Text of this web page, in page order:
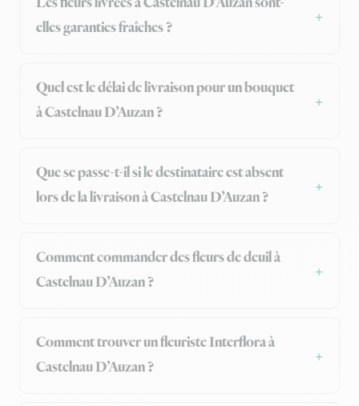
elles garanties fraîches ?
Quel est le délai de livraison pour un bouquet
à Castelnau D’Auzan ?
Que se passe-t-il si le destinataire est absent
lors de la livraison à Castelnau D’Auzan ?
Comment commander des fleurs de deuil à
Castelnau D’Auzan ?
Comment trouver un fleuriste Interflora à
Castelnau D’Auzan ?